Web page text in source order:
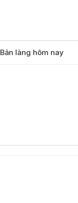
Bản làng hôm nay